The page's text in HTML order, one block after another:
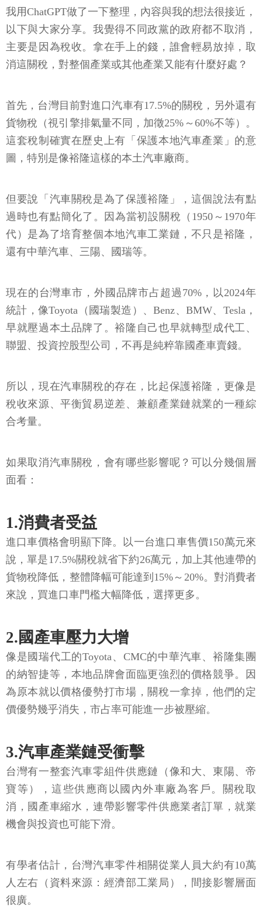
我用ChatGPT做了一下整理，內容與我的想法很接近，
以下與大家分享。我覺得不同政黨的政府都不取消，
主要是因為稅收。拿在手上的錢，誰會輕易放掉，取
消這關稅，對整個產業或其他產業又能有什麼好處？
首先，台灣目前對進口汽車有17.5%的關稅，另外還有
貨物稅（視引擎排氣量不同，加徵25%～60%不等）。
這套稅制確實在歷史上有「保護本地汽車產業」的意
圖，特別是像裕隆這樣的本土汽車廠商。
但要說「汽車關稅是為了保護裕隆」，這個說法有點
過時也有點簡化了。因為當初設關稅（1950～1970年
代）是為了培育整個本地汽車工業鏈，不只是裕隆，
還有中華汽車、三陽、國瑞等。
現在的台灣車市，外國品牌市占超過70%，以2024年
統計，像Toyota（國瑞製造）、Benz、BMW、Tesla，
早就壓過本土品牌了。裕隆自己也早就轉型成代工、
聯盟、投資控股型公司，不再是純粹靠國產車賣錢。
所以，現在汽車關稅的存在，比起保護裕隆，更像是
稅收來源、平衡貿易逆差、兼顧產業鏈就業的一種綜
合考量。
如果取消汽車關稅，會有哪些影響呢？可以分幾個層
面看：
1.消費者受益
進口車價格會明顯下降。以一台進口車售價150萬元來
說，單是17.5%關稅就省下約26萬元，加上其他連帶的
貨物稅降低，整體降幅可能達到15%～20%。對消費者
來說，買進口車門檻大幅降低，選擇更多。
2.國產車壓力大增
像是國瑞代工的Toyota、CMC的中華汽車、裕隆集團
的納智捷等，本地品牌會面臨更強烈的價格競爭。因
為原本就以價格優勢打市場，關稅一拿掉，他們的定
價優勢幾乎消失，市占率可能進一步被壓縮。
3.汽車產業鏈受衝擊
台灣有一整套汽車零組件供應鏈（像和大、東陽、帝
寶等），這些供應商以國內外車廠為客戶。關稅取
消，國產車縮水，連帶影響零件供應業者訂單，就業
機會與投資也可能下滑。
有學者估計，台灣汽車零件相關從業人員大約有10萬
人左右（資料來源：經濟部工業局），間接影響層面
很廣。